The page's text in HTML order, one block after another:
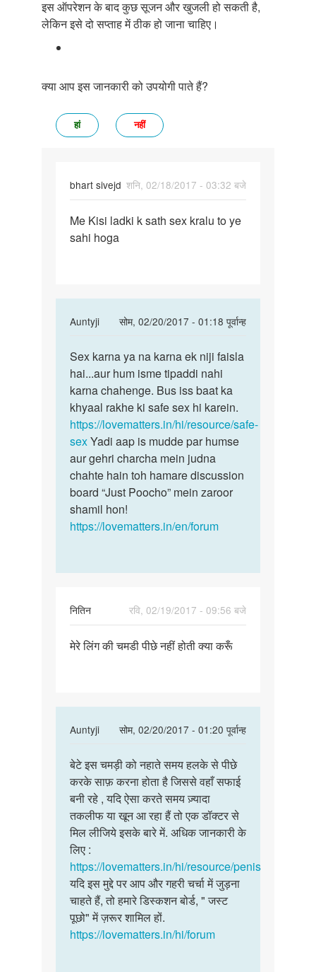
इस ऑपरेशन के बाद कुछ सूजन और खुजली हो सकती है,
लेकिन इसे दो सप्ताह में ठीक हो जाना चाहिए।
क्या आप इस जानकारी को उपयोगी पाते हैं?
हां नहीं
bhart sivejd शनि, 02/18/2017 - 03:32 बजे
Me
Kisi
Me Kisi ladki k sath sex kralu to ye
sahi hoga
Auntyji
सोम, 02/20/2017 - 01:18 पूर्वान्ह
In
to
Me
Kisi
ladki
k
sath
sex
by
bhart
sivejd
Sex
karna
ya
na
karna
ek
niji
Sex karna ya na karna ek niji faisla
hai...aur hum isme tipaddi nahi
karna chahenge. Bus iss baat ka
khyaal rakhe ki safe sex hi karein.
https://lovematters.in/hi/resource/safe-
sexYadi aap is mudde par humse
aur gehri charcha mein judna
chahte hain toh hamare discussion
board “Just Poocho” mein zaroor
shamil hon!
https://lovematters.in/en/forum
नितिन
रवि, 02/19/2017 - 09:56 बजे
मेरे
नहीं
मेरे लिंग की चमडी पीछे नहीं होती क्या करूँ
Auntyji
सोम, 02/20/2017 - 01:20 पूर्वान्ह
In
to
मेरे
लिंग
की
चमडी
नहीं
by
नितिन
बेटे
इस
चमड़ी
को
नहाते
समय
बेटे इस चमड़ी को नहाते समय हलके से पीछे
करके साफ़ करना होता है जिससे वहाँ सफाई
बनी रहे , यदि ऐसा करते समय ज़्यादा
तकलीफ या खून आ रहा हैं तो एक डॉक्टर से
मिल लीजिये इसके बारे में. अधिक जानकारी के
लिए :
https://lovematters.in/hi/resource/penis
यदि इस मुद्दे पर आप और गहरी चर्चा में जुड़ना
चाहते हैं, तो हमारे डिस्कशन बोर्ड, " जस्ट
पूछो" में ज़रूर शामिल हों.
https://lovematters.in/hi/forum